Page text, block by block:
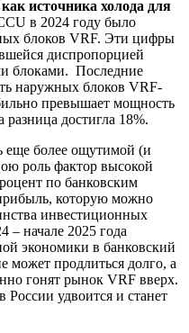
источника холода для
в 2024 году было
блоков VRF. Эти цифры
диспропорцией
блоками. Последние
наружных блоков VRF-
превышает мощность
достигла 18%.
еще более ощутимой (и
роль фактор высокой
по банковским
которую можно
инвестиционных
– начале 2025 года
экономики в банковский
может продлиться долго, а
гонят рынок VRF вверх.
удвоится и станет